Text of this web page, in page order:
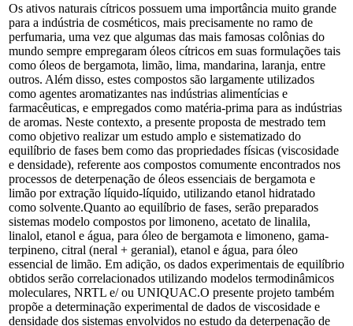
Os ativos naturais cítricos possuem uma importância muito grande
para a indústria de cosméticos, mais precisamente no ramo de
perfumaria, uma vez que algumas das mais famosas colônias do
mundo sempre empregaram óleos cítricos em suas formulações tais
como óleos de bergamota, limão, lima, mandarina, laranja, entre
outros. Além disso, estes compostos são largamente utilizados
como agentes aromatizantes nas indústrias alimentícias e
farmacêuticas, e empregados como matéria-prima para as indústrias
de aromas. Neste contexto, a presente proposta de mestrado tem
como objetivo realizar um estudo amplo e sistematizado do
equilíbrio de fases bem como das propriedades físicas (viscosidade
e densidade), referente aos compostos comumente encontrados nos
processos de deterpenação de óleos essenciais de bergamota e
limão por extração líquido-líquido, utilizando etanol hidratado
como solvente.Quanto ao equilíbrio de fases, serão preparados
sistemas modelo compostos por limoneno, acetato de linalila,
linalol, etanol e água, para óleo de bergamota e limoneno, gama-
terpineno, citral (neral + geranial), etanol e água, para óleo
essencial de limão. Em adição, os dados experimentais de equilíbrio
obtidos serão correlacionados utilizando modelos termodinâmicos
moleculares, NRTL e/ ou UNIQUAC.O presente projeto também
propõe a determinação experimental de dados de viscosidade e
densidade dos sistemas envolvidos no estudo da deterpenação de